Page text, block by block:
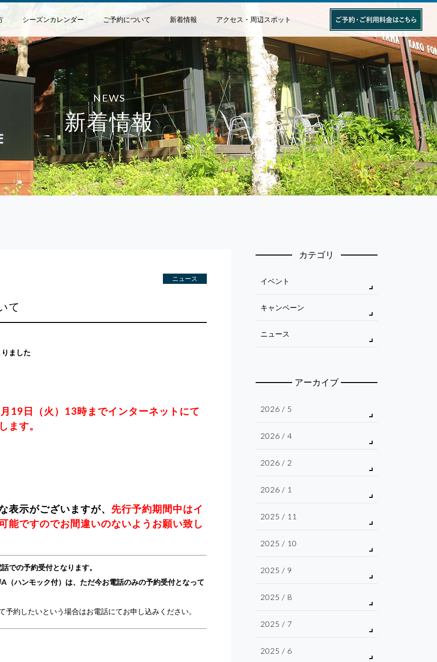
シーズンカレンダー ご予約について 新着情報 アクセス・周辺スポット
NEWS
新着情報
カテゴリ
イベント
キャンペーン
ニュース
アーカイブ
2026 / 5
2026 / 4
2026 / 2
2026 / 1
2025 / 11
2025 / 10
2025 / 9
2025 / 8
2025 / 7
2025 / 6
ニュース
て
ました
19日（火）13時までインターネットにて
ます。
表示がございますが、 先行予約期間中はイ
能ですのでお間違いのないようお願い致し
での予約受付となります。
（ハンモック付）は、ただ今お電話のみの予約受付となって
約したいという場合はお電話にてお申し込みください。